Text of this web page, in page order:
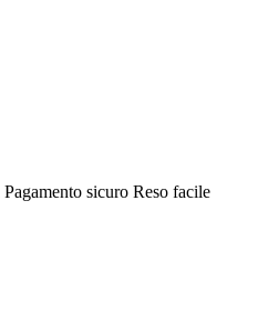
Pagamento sicuro Reso facile